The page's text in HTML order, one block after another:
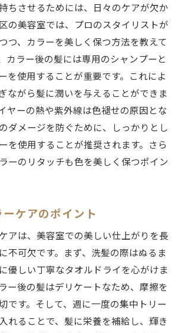
ちさせるためには、日々のケアが欠か
の美容室では、プロのスタイリストが
つ、カラーを美しく保つ方法を教えて
カラー後の髪には専用のシャンプーと
を使用することが重要です。これによ
ながら髪に潤いを与えることができま
ヤーの熱や紫外線は色褪せの原因とな
ダメージを防ぐために、しっかりとし
を使用することが推奨されます。さら
ーのリタッチも色を美しく保つポイン
ケアのポイント
アは、美容室での美しい仕上がりを長
不可欠です。まず、洗髪の際はぬるま
優しい丁寧なタオルドライを心がけま
ー後の髪はデリケートなため、摩擦を
です。そして、週に一度の集中トリー
れることで、髪に栄養を補給し、輝き